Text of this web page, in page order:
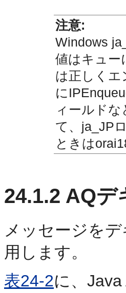
注意:
Windows
値はキュー
は正しくエ
に
ィールド
て、ja_JP
ときは
24.1.2 AQデ
メッセージを
用します。
表24-2に、